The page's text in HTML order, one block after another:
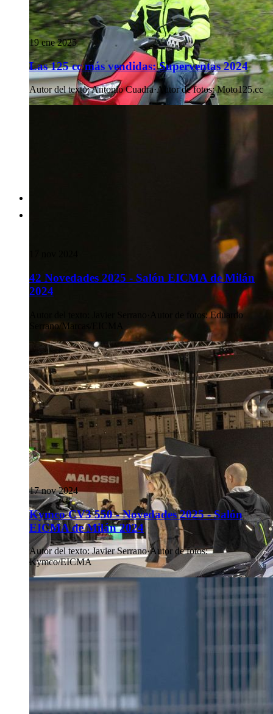
19 ene 2025
Las 125 cc más vendidas: Superventas 2024
Autor del texto:Antonio Cuadra·Autor de fotos: Moto125.cc
42 Novedades 2025 - Salón EICMA de Milán
2024
Autor de fotos: Eduardo
Serrano/Marcas/EICMA
17 nov 2024
Kymco CV3 550 - Novedades 2025 - Salón
EICMA de Milán 2024
Autor del texto: Javier Serrano·Autor de fotos:
Kymco/EICMA